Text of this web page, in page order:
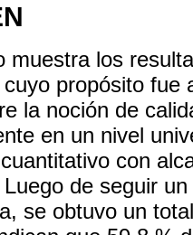
muestra los
propósito fue
la noción de
en un nivel
con
de seguir
se obtuvo un